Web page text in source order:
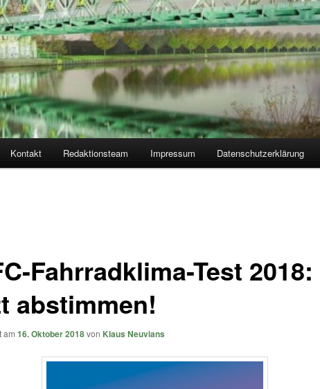
Kontakt Redaktionsteam Impressum Datenschutzerklärung
Fahrradklima-Test 2018:
abstimmen!
am 16. Oktober 2018von Klaus Neuvians